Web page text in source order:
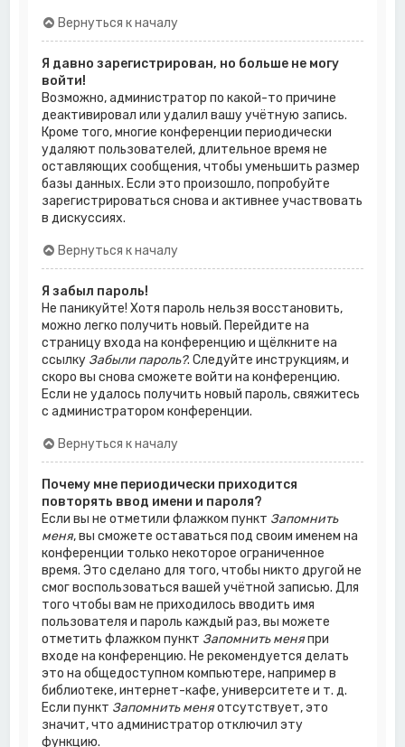
Вернуться к началу
Я давно зарегистрирован, но больше не могу
войти!
Возможно, администратор по какой-то причине
деактивировал или удалил вашу учётную запись.
Кроме того, многие конференции периодически
удаляют пользователей, длительное время не
оставляющих сообщения, чтобы уменьшить размер
базы данных. Если это произошло, попробуйте
зарегистрироваться снова и активнее участвовать
в дискуссиях.
Вернуться к началу
Я забыл пароль!
Не паникуйте! Хотя пароль нельзя восстановить,
можно легко получить новый. Перейдите на
страницу входа на конференцию и щёлкните на
ссылку Забыли пароль?. Следуйте инструкциям, и
скоро вы снова сможете войти на конференцию.
Если не удалось получить новый пароль, свяжитесь
с администратором конференции.
Вернуться к началу
Почему мне периодически приходится
повторять ввод имени и пароля?
Если вы не отметили флажком пункт Запомнить
меня, вы сможете оставаться под своим именем на
конференции только некоторое ограниченное
время. Это сделано для того, чтобы никто другой не
смог воспользоваться вашей учётной записью. Для
того чтобы вам не приходилось вводить имя
пользователя и пароль каждый раз, вы можете
отметить флажком пункт Запомнить меняпри
входе на конференцию. Не рекомендуется делать
это на общедоступном компьютере, например в
библиотеке, интернет-кафе, университете и т. д.
Если пункт Запомнить меняотсутствует, это
значит, что администратор отключил эту
функцию.